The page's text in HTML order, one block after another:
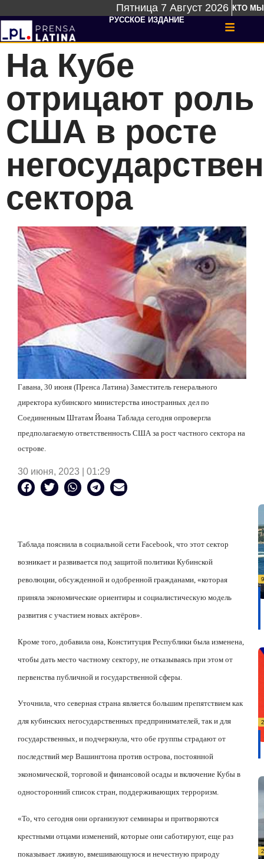
Пятница 7 Август 2026 КТО МЫ
РУССКОЕ ИЗДАНИЕ
На Кубе
отрицают роль
США в росте
сектора
Гавана, 30 июня (Пренса Латина) Заместитель генерального
директора кубинского министерства иностранных дел по
Соединенным Штатам Йоана Таблада сегодня опровергла
предполагаемую ответственность США за рост частного сектора на
острове.
30 июня, 2023 | 01:29
Таблада пояснила в социальной сети Facebook, что этот сектор
возникает и развивается под защитой политики Кубинской
революции, обсужденной и одобренной гражданами, «которая
приняла экономические ориентиры и социалистическую модель
развития с участием новых актёров».
Кроме того, добавила она, Конституция Республики была изменена,
чтобы дать место частному сектору, не отказываясь при этом от
первенства публичной и государственной сферы.
Уточнила, что северная страна является большим препятствием как
для кубинских негосударственных предпринимателей, так и для
государственных, и подчеркнула, что обе группы страдают от
последствий мер Вашингтона против острова, постоянной
экономической, торговой и финансовой осады и включение Кубы в
односторонний список стран, поддерживающих терроризм.
«То, что сегодня они организуют семинары и притворяются
крестными отцами изменений, которые они саботируют, еще раз
показывает лживую, вмешивающуюся и нечестную природу